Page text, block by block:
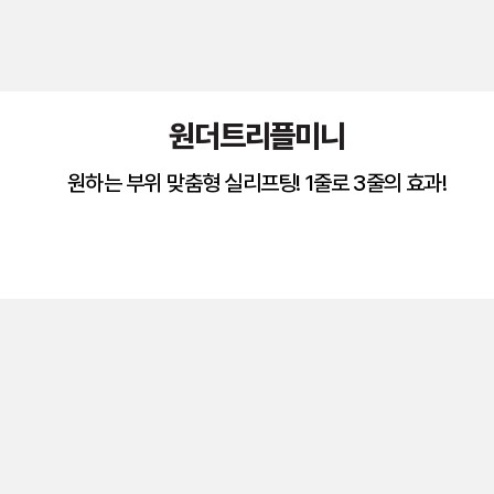
원더트리플미니
원하는 부위 맞춤형 실리프팅! 1줄로 3줄의 효과!